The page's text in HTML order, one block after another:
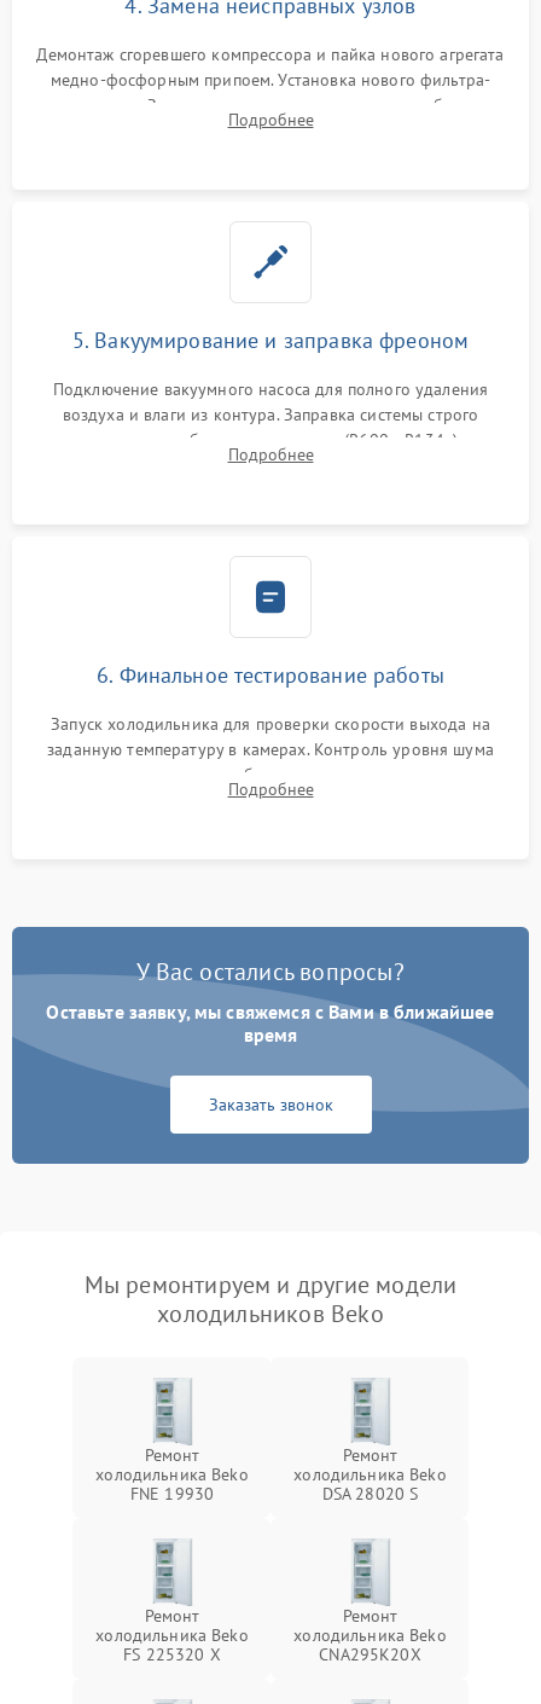
Демонтаж сгоревшего компрессора и пайка нового агрегата
медно-фосфорным припоем. Установка нового фильтра-
осушителя. Замена изношенных вентиляторов обдува,
сломанных заслонок или поврежденных дверных петель.
Подробнее
5. Вакуумирование и заправка фреоном
Подключение вакуумного насоса для полного удаления
воздуха и влаги из контура. Заправка системы строго
дозированным объемом хладагента (R600a, R134a) по
электронным весам. Контроль рабочего давления в системе.
Подробнее
6. Финальное тестирование работы
Запуск холодильника для проверки скорости выхода на
заданную температуру в камерах. Контроль уровня шума
компрессора, отсутствия обмерзания стенок и корректного
срабатывания системы автоматической оттайки.
Подробнее
У Вас остались вопросы?
Оставьте заявку, мы свяжемся с Вами в ближайшее
время
Заказать звонок
Мы ремонтируем и другие модели
холодильников Beko
Ремонт
холодильника Beko
FNE 19930
Ремонт
холодильника Beko
DSA 28020 S
Ремонт
холодильника Beko
FS 225320 X
Ремонт
холодильника Beko
CNA295K20X